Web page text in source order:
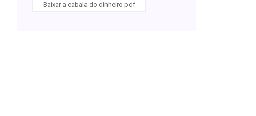
Baixar a cabala do dinheiro pdf